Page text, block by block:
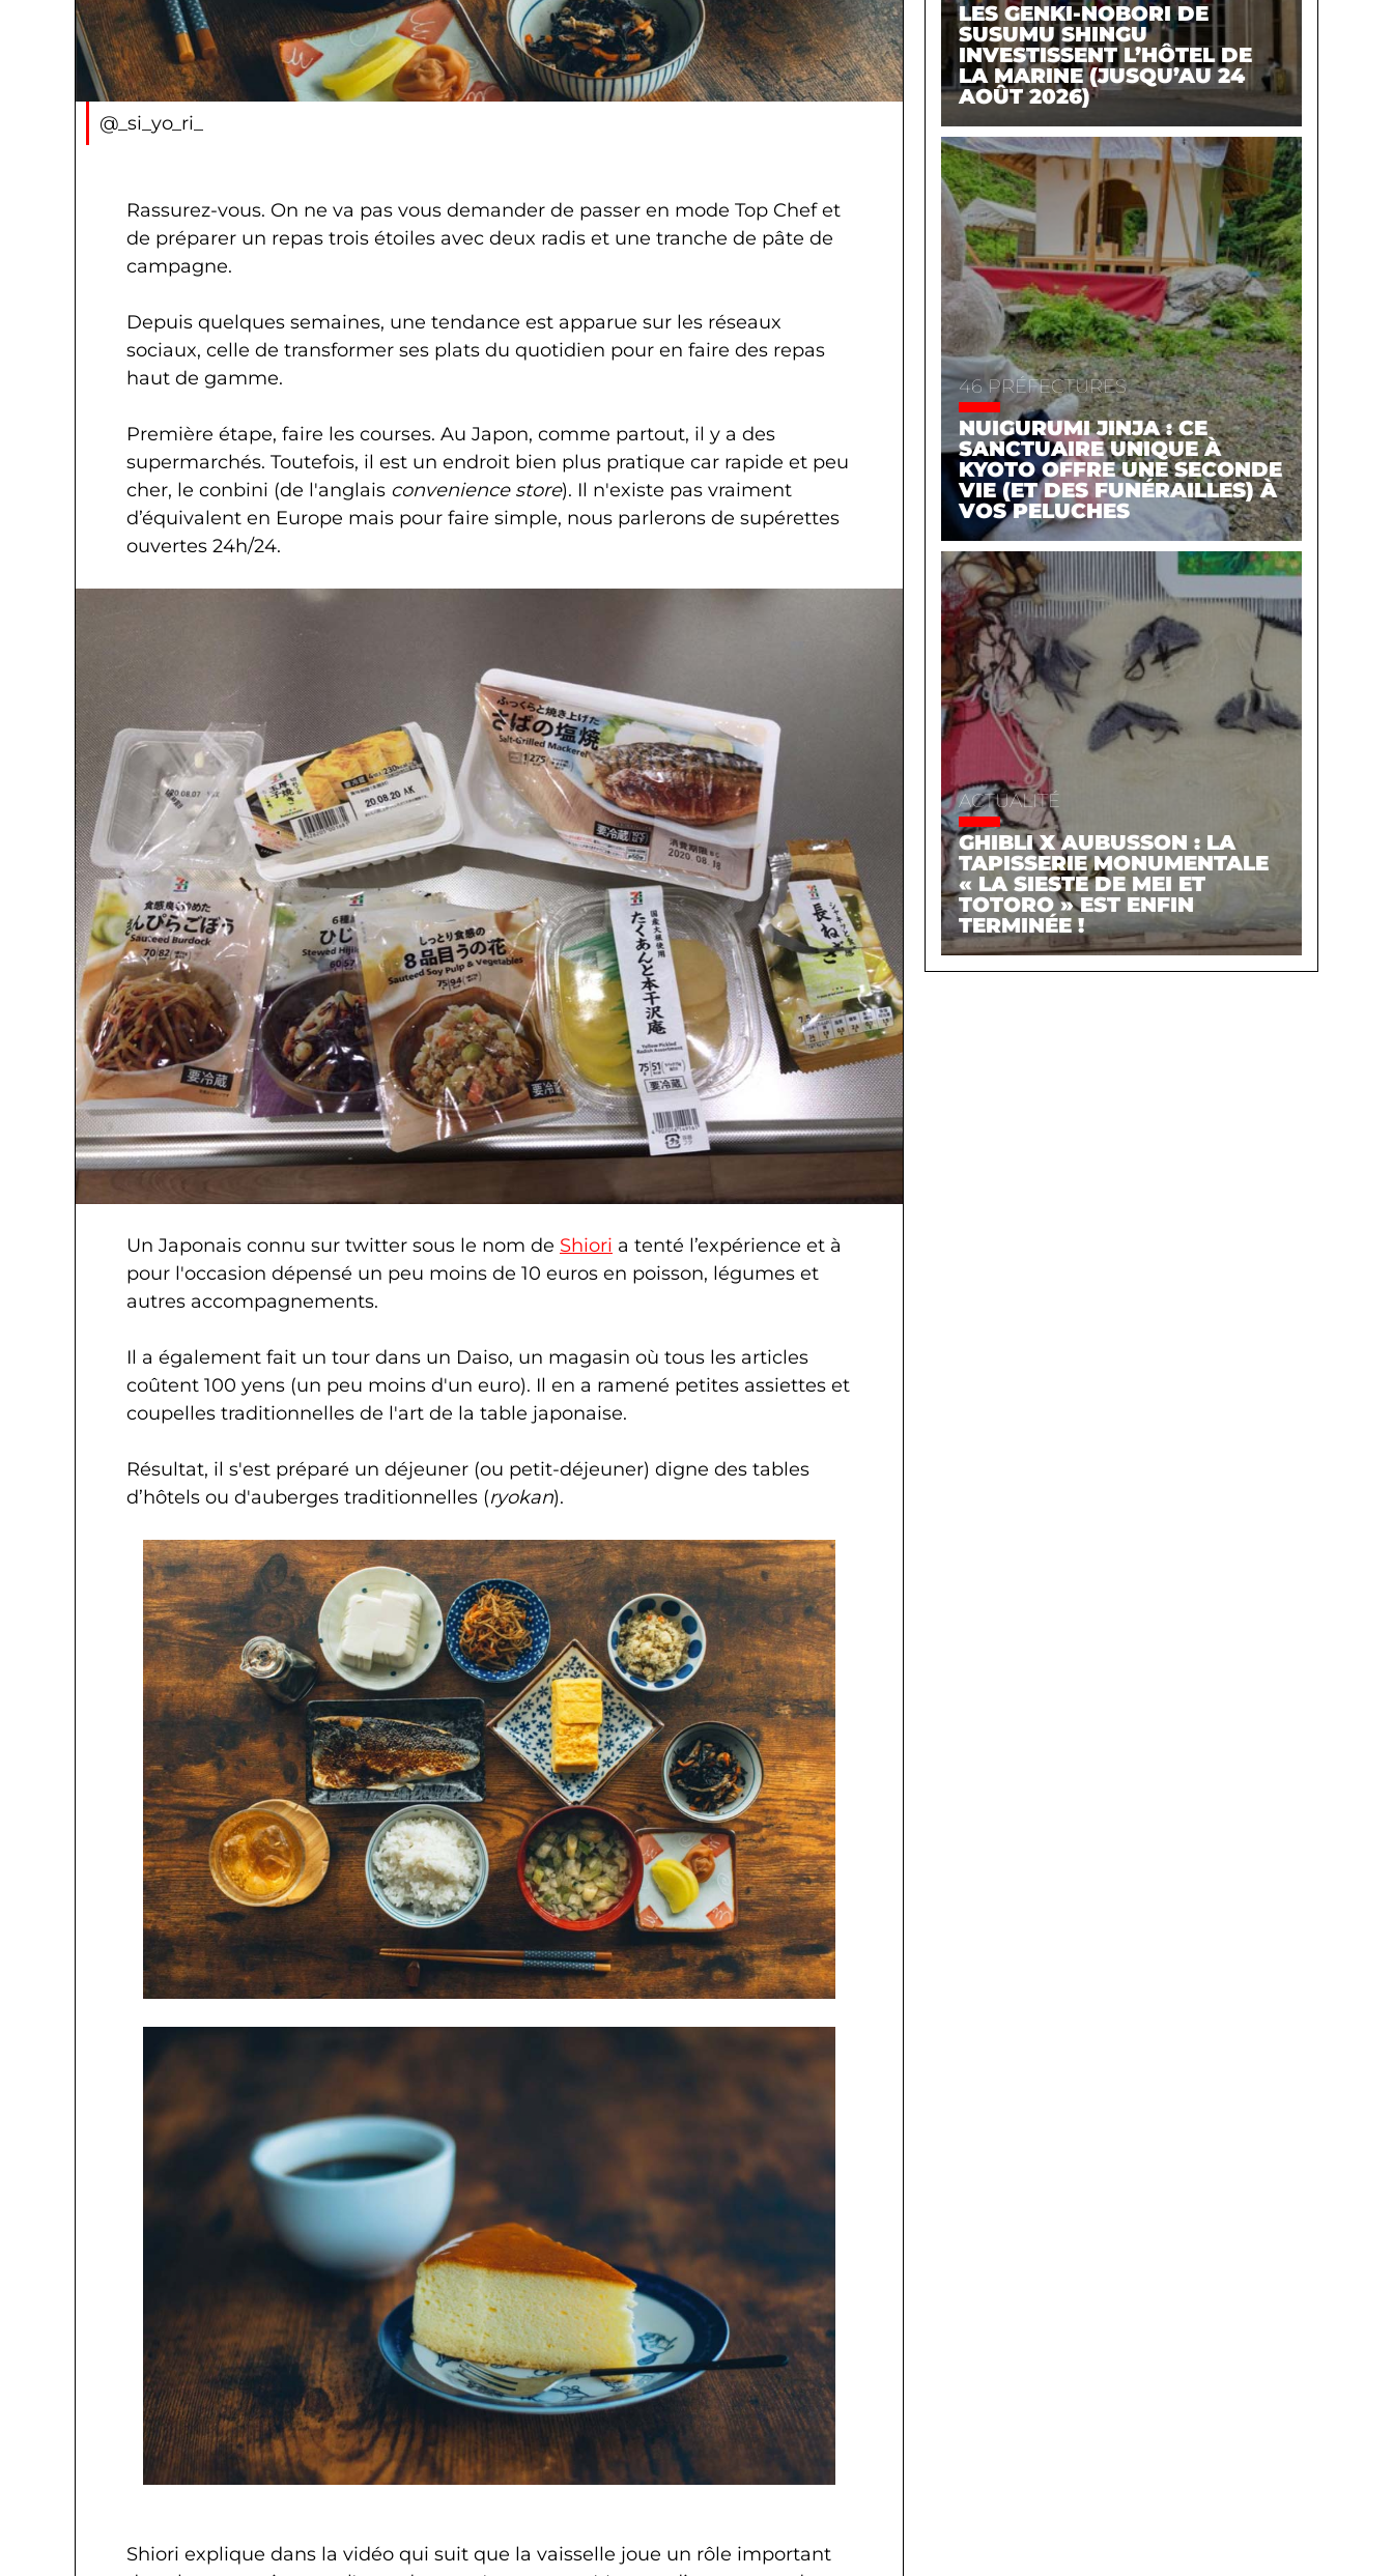
@_si_yo_ri_
Rassurez-vous. On ne va pas vous demander de passer en mode Top Chef et
de préparer un repas trois étoiles avec deux radis et une tranche de pâte de
campagne.
Depuis quelques semaines, une tendance est apparue sur les réseaux
sociaux, celle de transformer ses plats du quotidien pour en faire des repas
haut de gamme.
Première étape, faire les courses. Au Japon, comme partout, il y a des
supermarchés. Toutefois, il est un endroit bien plus pratique car rapide et peu
cher, le conbini (de l'anglais convenience store). Il n'existe pas vraiment
d’équivalent en Europe mais pour faire simple, nous parlerons de supérettes
ouvertes 24h/24.
Un Japonais connu sur twitter sous le nom de Shiori a tenté l’expérience et à
pour l'occasion dépensé un peu moins de 10 euros en poisson, légumes et
autres accompagnements.
Il a également fait un tour dans un Daiso, un magasin où tous les articles
coûtent 100 yens (un peu moins d'un euro). Il en a ramené petites assiettes et
coupelles traditionnelles de l'art de la table japonaise.
Résultat, il s'est préparé un déjeuner (ou petit-déjeuner) digne des tables
d’hôtels ou d'auberges traditionnelles (ryokan).
Shiori explique dans la vidéo qui suit que la vaisselle joue un rôle important
LES GENKI-NOBORI DE
SUSUMU SHINGU
INVESTISSENT L’HÔTEL DE
LA MARINE (JUSQU’AU 24
AOÛT 2026)
46 PRÉFECTURES
NUIGURUMI JINJA : CE
SANCTUAIRE UNIQUE À
KYOTO OFFRE UNE SECONDE
VIE (ET DES FUNÉRAILLES) À
VOS PELUCHES
ACTUALITÉ
GHIBLI X AUBUSSON : LA
TAPISSERIE MONUMENTALE
« LA SIESTE DE MEI ET
TOTORO » EST ENFIN
TERMINÉE !